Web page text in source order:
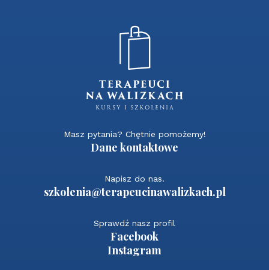
Masz pytania? Chętnie pomożemy!
Dane kontaktowe
Napisz do nas.
szkolenia@terapeucinawalizkach.pl
Sprawdź nasz profil
Facebook
Instagram